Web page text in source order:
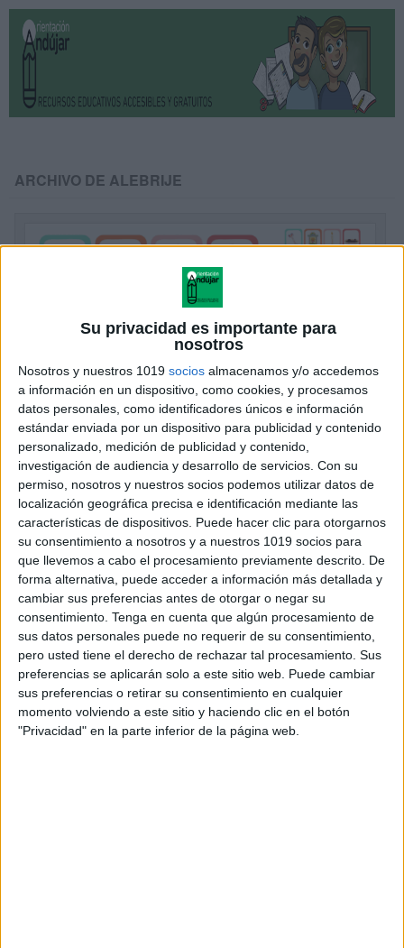
Su privacidad es importante para
nosotros
Nosotros y nuestros 1019 socios almacenamos y/o accedemos
a información en un dispositivo, como cookies, y procesamos
datos personales, como identificadores únicos e información
estándar enviada por un dispositivo para publicidad y contenido
personalizado, medición de publicidad y contenido,
investigación de audiencia y desarrollo de servicios. Con su
permiso, nosotros y nuestros socios podemos utilizar datos de
localización geográfica precisa e identificación mediante las
características de dispositivos. Puede hacer clic para otorgarnos
su consentimiento a nosotros y a nuestros 1019 socios para
que llevemos a cabo el procesamiento previamente descrito. De
forma alternativa, puede acceder a información más detallada y
cambiar sus preferencias antes de otorgar o negar su
consentimiento. Tenga en cuenta que algún procesamiento de
sus datos personales puede no requerir de su consentimiento,
pero usted tiene el derecho de rechazar tal procesamiento. Sus
preferencias se aplicarán solo a este sitio web. Puede cambiar
sus preferencias o retirar su consentimiento en cualquier
momento volviendo a este sitio y haciendo clic en el botón
"Privacidad" en la parte inferior de la página web.
ARCHIVO DE ALEBRIJE
TARJETAS MEMORY siluetas para el Día
de los Muertos
Publicado el 27 octubre, 2025
elebra el Día de los Muertos en el aula con este
divertido juego de tarjetas memory de siluetas. Un
recurso ideal para trabajar la memoria visual, la
atención y el […]
SEGUIR LEYENDO
Buscar